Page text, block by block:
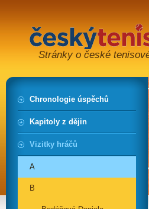
Stránky o české
Chronologie úspěchů
Kapitoly z dějin
Vizitky hráčů
A
B